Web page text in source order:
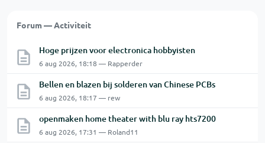
Forum — Activiteit
Hoge prijzen voor electronica hobbyisten
6 aug 2026, 18:18 — Rapperder
Bellen en blazen bij solderen van Chinese PCBs
6 aug 2026, 18:17 — rew
openmaken home theater with blu ray hts7200
6 aug 2026, 17:31 — Roland11